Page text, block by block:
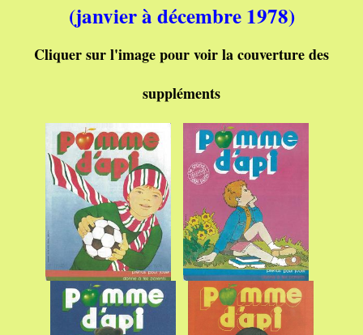
(janvier à décembre 1978)
Cliquer sur l'image pour voir la couverture des
suppléments